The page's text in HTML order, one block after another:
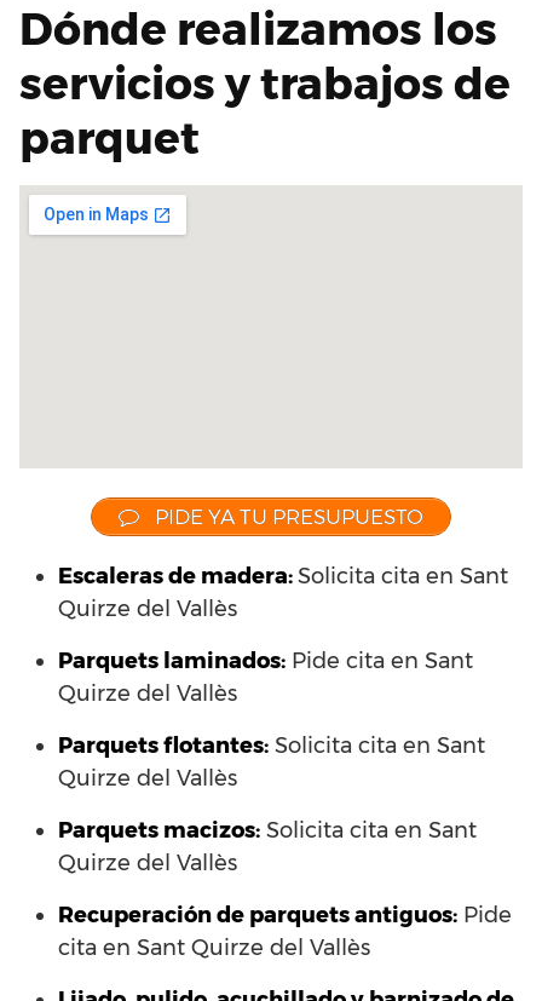
Dónde realizamos los
servicios y trabajos de
parquet
PIDE YA TU PRESUPUESTO
Escaleras de madera:Solicita cita en Sant
Quirze del Vallès
Parquets laminados: Pide cita en Sant
Quirze del Vallès
Parquets flotantes: Solicita cita en Sant
Quirze del Vallès
Parquets macizos: Solicita cita en Sant
Quirze del Vallès
Recuperación de parquets antiguos: Pide
cita en Sant Quirze del Vallès